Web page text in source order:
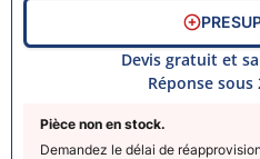
Pièce non en stock.
Demandez le délai de
Devis gratuit et
Réponse sous